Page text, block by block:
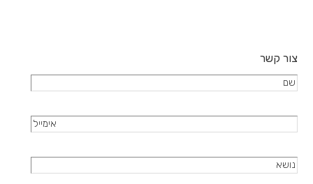
צור קשר